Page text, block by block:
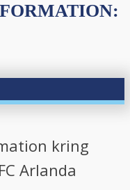
kring
Arlanda